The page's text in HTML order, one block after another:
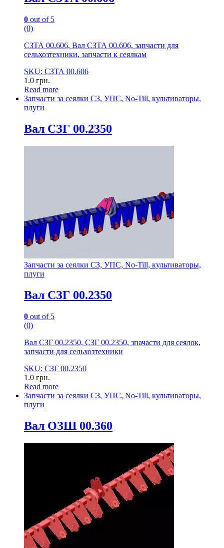
0 out of 5
(0)
СЗТА 00.606, Вал СЗТА 00.606, запчасти для
сельхозтехники, запчасти к сеялкам
SKU: СЗТА 00.606
1.0 грн.
Read more
Запчасти за сеялки СЗ, УПС, No-Till, культиваторы,
плуги
Вал СЗГ 00.2350
Запчасти за сеялки СЗ, УПС, No-Till, культиваторы,
плуги
Вал СЗГ 00.2350
0 out of 5
(0)
Вал СЗГ 00.2350, СЗГ 00.2350, зпачасти для сеялок,
запчасти для сельхозтехники
SKU: СЗГ 00.2350
1.0 грн.
Read more
Запчасти за сеялки СЗ, УПС, No-Till, культиваторы,
плуги
Вал ОЗШ 00.360